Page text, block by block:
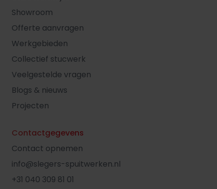
Showroom
Offerte aanvragen
Werkgebieden
Collectief stucwerk
Veelgestelde vragen
Blogs & nieuws
Projecten
Contactgegevens
Contact opnemen
info@slegers-spuitwerken.nl
+31 040 309 81 01